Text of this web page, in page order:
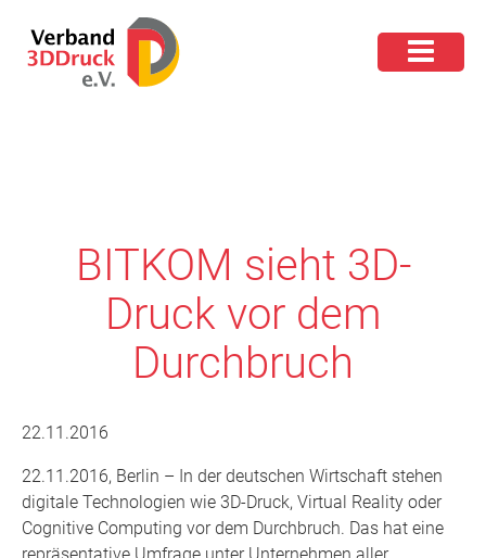
BITKOM sieht 3D-
Druck vor dem
Durchbruch
22.11.2016
22.11.2016, Berlin – In der deutschen Wirtschaft stehen
digitale Technologien wie 3D-Druck, Virtual Reality oder
Cognitive Computing vor dem Durchbruch. Das hat eine